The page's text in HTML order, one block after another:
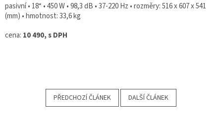
pasivní • 18“ • 450 W • 98,3 dB • 37-220 Hz • rozměry: 516 x 607 x 541
(mm) • hmotnost: 33,6 kg
cena: 10 490, s DPH
PŘEDCHOZÍ ČLÁNEK DALŠÍ ČLÁNEK